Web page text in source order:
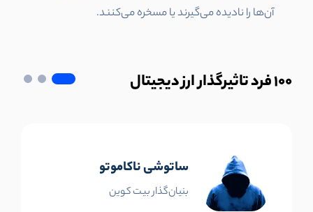
آن‌ها را نادیده می‌گیرند یا مسخره می‌کنند.
100فرد تاثیرگذار ارز دیجیتال
ساتوشی ناکاموتو
بنیان‌گذار بیت کوین